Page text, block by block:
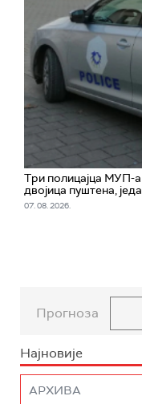
Три полицајца МУП-
двојица пуштена,
07. 08. 2026.
Прогноза
Најновије